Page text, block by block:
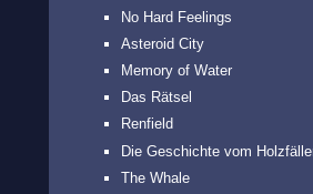
No Hard Feelings
Asteroid City
Memory of Water
Das Rätsel
Renfield
Die Geschichte vom
The Whale